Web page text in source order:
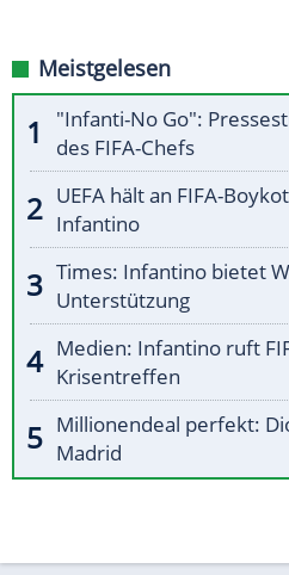
Meistgelesen
"Infanti-No Go":
des FIFA-Chefs
UEFA hält an FIFA-
Infantino
Times: Infantino bietet
Unterstützung
Medien: Infantino ruft
Krisentreffen
Millionendeal perfekt:
Madrid